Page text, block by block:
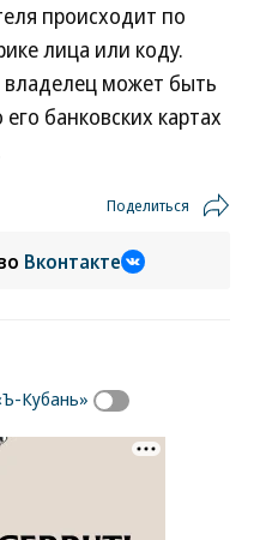
происходит по
лица или коду.
может быть
банковских картах
Поделиться
Вконтакте
Кубань»